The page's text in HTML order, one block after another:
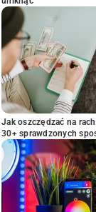
Jak oszczędzać na
30+ sprawdzonych